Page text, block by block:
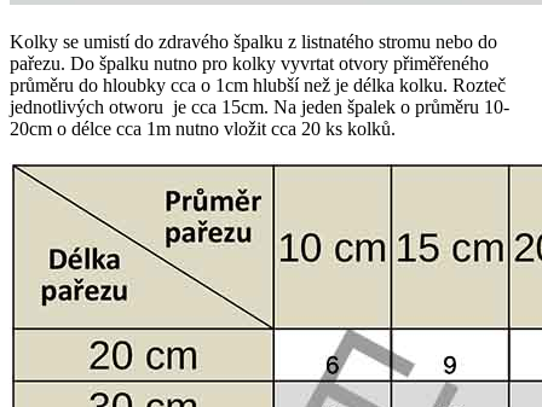
Kolky se umistí do zdravého špalku z listnatého stromu nebo do
pařezu. Do špalku nutno pro kolky vyvrtat otvory přiměřeného
průměru do hloubky cca o 1cm hlubší než je délka kolku. Rozteč
jednotlivých otworu je cca 15cm. Na jeden špalek o průměru 10-
20cm o délce cca 1m nutno vložit cca 20 ks kolků.